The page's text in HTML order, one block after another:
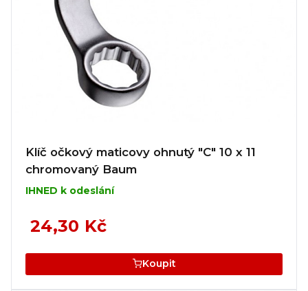
Klíč očkový maticovy ohnutý "C" 10 x 11
chromovaný Baum
IHNED k odeslání
24,30 Kč
Koupit